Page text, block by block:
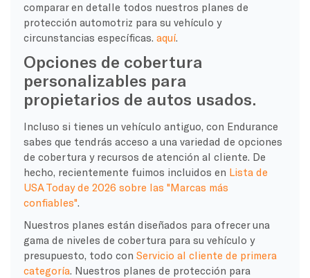
comparar en detalle todos nuestros planes de
protección automotriz para su vehículo y
circunstancias específicas. aquí.
Opciones de cobertura
personalizables para
propietarios de autos usados.
Incluso si tienes un vehículo antiguo, con Endurance
sabes que tendrás acceso a una variedad de opciones
de cobertura y recursos de atención al cliente. De
hecho, recientemente fuimos incluidos en Lista de
USA Today de 2026 sobre las "Marcas más
confiables".
Nuestros planes están diseñados para ofrecer una
gama de niveles de cobertura para su vehículo y
presupuesto, todo con Servicio al cliente de primera
categoría. Nuestros planes de protección para